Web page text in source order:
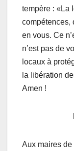
tempère : «La
compétences,
en vous. Ce
n’est pas de
locaux à
la libération
Amen !
Aux maires